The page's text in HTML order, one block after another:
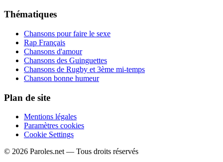
Thématiques
Chansons pour faire le sexe
Rap Français
Chansons d'amour
Chansons des Guinguettes
Chansons de Rugby et 3ème mi-temps
Chanson bonne humeur
Plan de site
Mentions légales
Paramètres cookies
Cookie Settings
© 2026 Paroles.net — Tous droits réservés